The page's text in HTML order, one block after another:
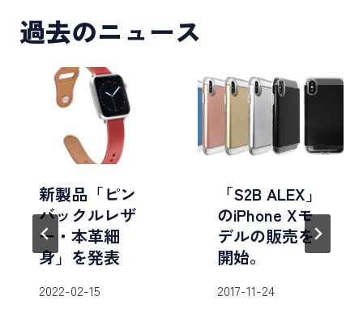
過去のニュース
新製品「ピン
バックルレザ
ー・本革細
身」を発表
2022-02-15
「S2B ALEX」
のiPhone Xモ
デルの販売を
開始。
2017-11-24